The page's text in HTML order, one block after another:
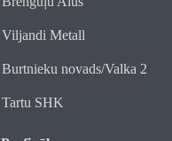
Viljandi Metall
Burtnieku novads/Valka 2
Tartu SHK